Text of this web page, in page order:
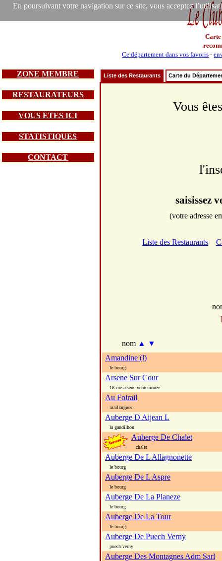
En poursuivant votre navigation sur ce site, vous acceptez
Carte
Ce département dans vos favoris -
ZONE MEMBRE
RESTAURATEURS
VOUS ETES ICI
STATISTIQUES
CONTACT
Liste des Restaurants Carte du
Vous
saisissez
(votre adresse
Liste des Restaurants
nom ▲
▼
Amandine (l)
le bourg
Arsene Sur Cour
18 rue arsene vernemouze
Au Foirail
maillargues
Auberge D Aijean L
la gandilhon
Auberge De Chalet
chalet
Auberge De L Allagnonette
le bourg
Auberge De L Aspre
le bourg
Auberge De La Planeze
le bourg
Auberge De La Tour
le bourg
Auberge De Puech Verny
puech verny
Auberge Des Montagnes Adm Sarl